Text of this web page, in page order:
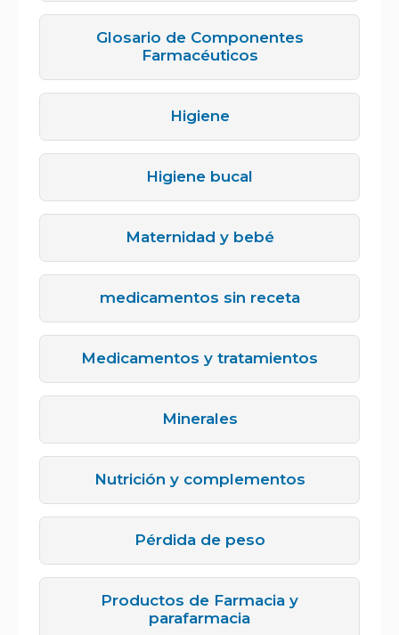
Glosario de Componentes
Farmacéuticos
Higiene
Higiene bucal
Maternidad y bebé
medicamentos sin receta
Medicamentos y tratamientos
Minerales
Nutrición y complementos
Pérdida de peso
Productos de Farmacia y
parafarmacia